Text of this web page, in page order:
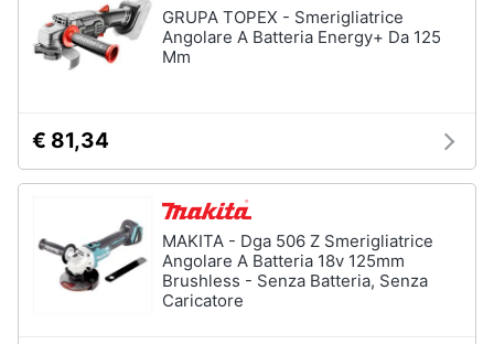
Beauty
Prima
infanzia
Fotografia
Casalinghi
utensili
giardinaggio
Tosaerba
Irrigazione
tutti
GRUPA TOPEX - Smerigliatrice
Angolare A Batteria Energy+ Da 125
Mm
€ 81,34
MAKITA - Dga 506 Z Smerigliatrice
Angolare A Batteria 18v 125mm
Brushless - Senza Batteria, Senza
Caricatore